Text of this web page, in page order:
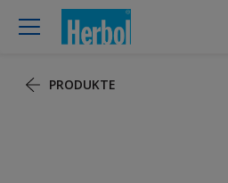
PRODUKTE